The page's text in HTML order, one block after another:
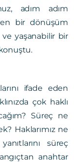
adım adım
bir dönüşüm
ve yaşanabilir bir
ifade eden
çok haklı
Süreç ne
Haklarımız ne
süreç
anahtar